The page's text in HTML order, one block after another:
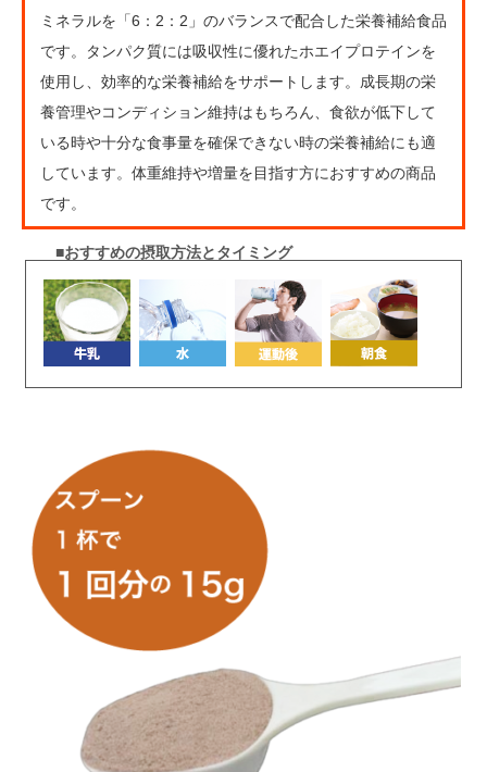
ミネラルを「6：2：2」のバランスで配合した栄養補給食品
です。タンパク質には吸収性に優れたホエイプロテインを
使用し、効率的な栄養補給をサポートします。成長期の栄
養管理やコンディション維持はもちろん、食欲が低下して
いる時や十分な食事量を確保できない時の栄養補給にも適
しています。体重維持や増量を目指す方におすすめの商品
です。
■おすすめの摂取方法とタイミング